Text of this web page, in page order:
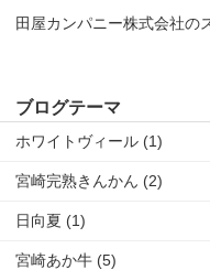
田屋カンパニー株式会社の
ブログテーマ
ホワイトヴィール (1)
宮崎完熟きんかん (2)
日向夏 (1)
宮崎あか牛 (5)